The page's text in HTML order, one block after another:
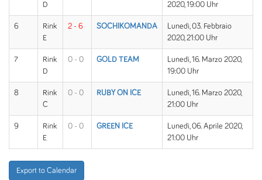
D
2020, 19:00 Uhr
6
Rink
E
2 - 6 SOCHIKOMANDA
Lunedì, 03. Febbraio
2020, 21:00 Uhr
7
Rink
D
0 - 0 GOLD TEAM
Lunedì, 16. Marzo 2020,
19:00 Uhr
8
Rink
C
0 - 0 RUBY ON ICE
Lunedì, 16. Marzo 2020,
21:00 Uhr
9
Rink
E
0 - 0 GREEN ICE
Lunedì, 06. Aprile 2020,
21:00 Uhr
Export to Calendar